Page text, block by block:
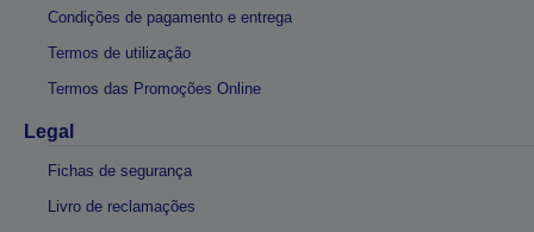
Condições de pagamento e entrega
Termos de utilização
Termos das Promoções Online
Legal
Fichas de segurança
Livro de reclamações